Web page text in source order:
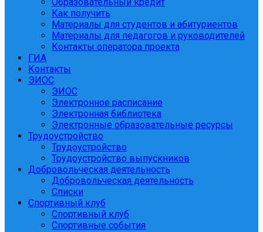
Как получить
Материалы для студентов и абитуриентов
Материалы для педагогов и руководителей
Контакты оператора проекта
ГИА
Контакты
ЭИОС
ЭИОС
Электронное расписание
Электронная библиотека
Электронные образовательные ресурсы
Трудоустройство
Трудоустройство
Трудоустройство выпускников
Добровольческая деятельность
Добровольческая деятельность
Списки
Спортивный клуб
Спортивный клуб
Спортивные события